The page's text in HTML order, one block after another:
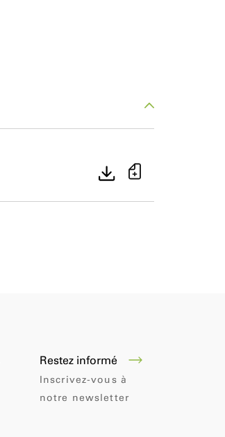
Restez informé
Inscrivez-vous à
notre newsletter